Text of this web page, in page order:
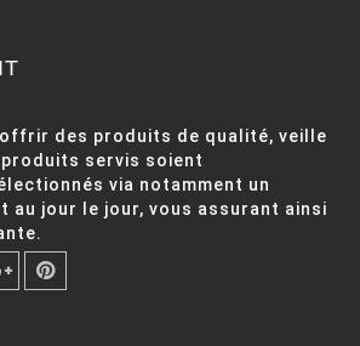
offrir des produits de qualité, veille
servis soient
via notamment un
au jour le jour, vous assurant ainsi